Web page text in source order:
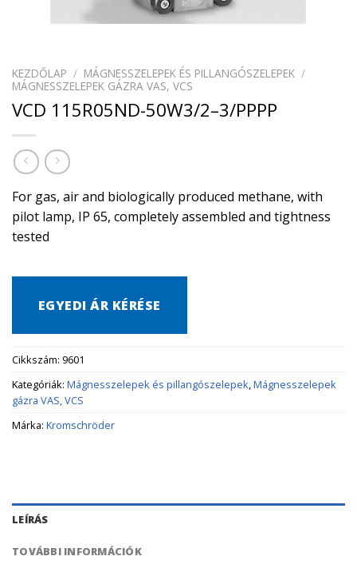
KEZDŐLAP / MÁGNESSZELEPEK ÉS PILLANGÓSZELEPEK /
MÁGNESSZELEPEK GÁZRA VAS, VCS
VCD 115R05ND-50W3/2–3/PPPP
For gas, air and biologically produced methane, with
pilot lamp, IP 65, completely assembled and tightness
tested
EGYEDI ÁR KÉRÉSE
Cikkszám: 9601
Kategóriák: Mágnesszelepek és pillangószelepek,Mágnesszelepek
gázra VAS, VCS
Márka: Kromschröder
LEÍRÁS
TOVÁBBI INFORMÁCIÓK